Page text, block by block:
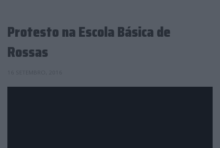
Protesto na Escola Básica de
Rossas